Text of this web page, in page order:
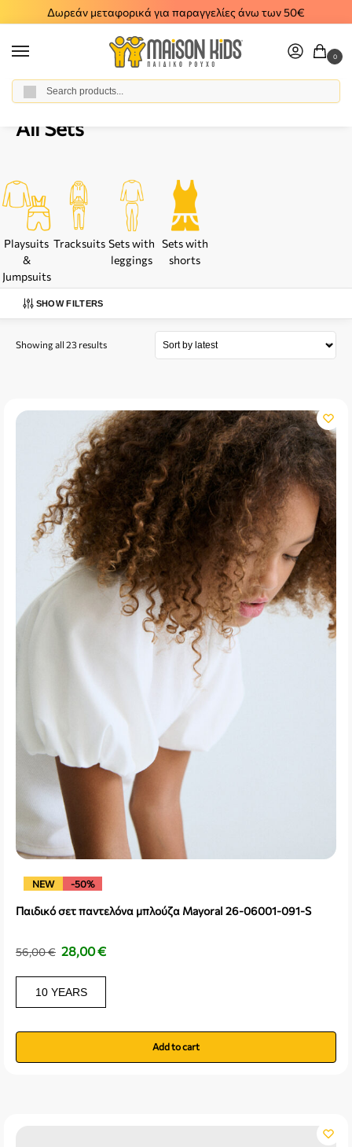
Δωρεάν μεταφορικά για παραγγελίες άνω των 50€
0
Home / Girl / Clothes
All Sets
Playsuits
&
Jumpsuits
Tracksuits Sets with
leggings
Sets with
shorts
SHOW FILTERS
Showing all 23 results
NEW -50%
Παιδικό σετ παντελόνα μπλούζα Mayoral 26-06001-091-S
56,00€ 28,00€
10 YEARS
Add to cart